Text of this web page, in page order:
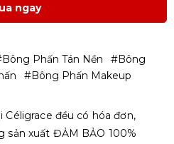
ngay
Phấn Tán Nền
#bông
#bông Phấn Makeup
Céligrace đều có hóa đơn,
sản xuất ĐẢM BẢO 100%